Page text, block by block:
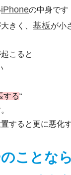
iPhoneの中身です
きく、 基板が小
こると
する“
すると更に悪化
ことなら